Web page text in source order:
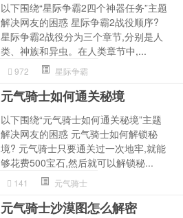
以下围绕“星际争霸2四个神器任务”主题
解决网友的困惑 星际争霸2战役顺序?
星际争霸2战役分为三个章节,分别是人
类、神族和异虫。在人类章节中,...
972 星际争霸
元气骑士如何通关秘境
以下围绕“元气骑士如何通关秘境”主题
解决网友的困惑 元气骑士如何解锁秘
境? 元气骑士只要通关过一次地牢,就能
够花费500宝石,然后就可以解锁秘...
141 元气骑士
元气骑士沙漠图怎么解密